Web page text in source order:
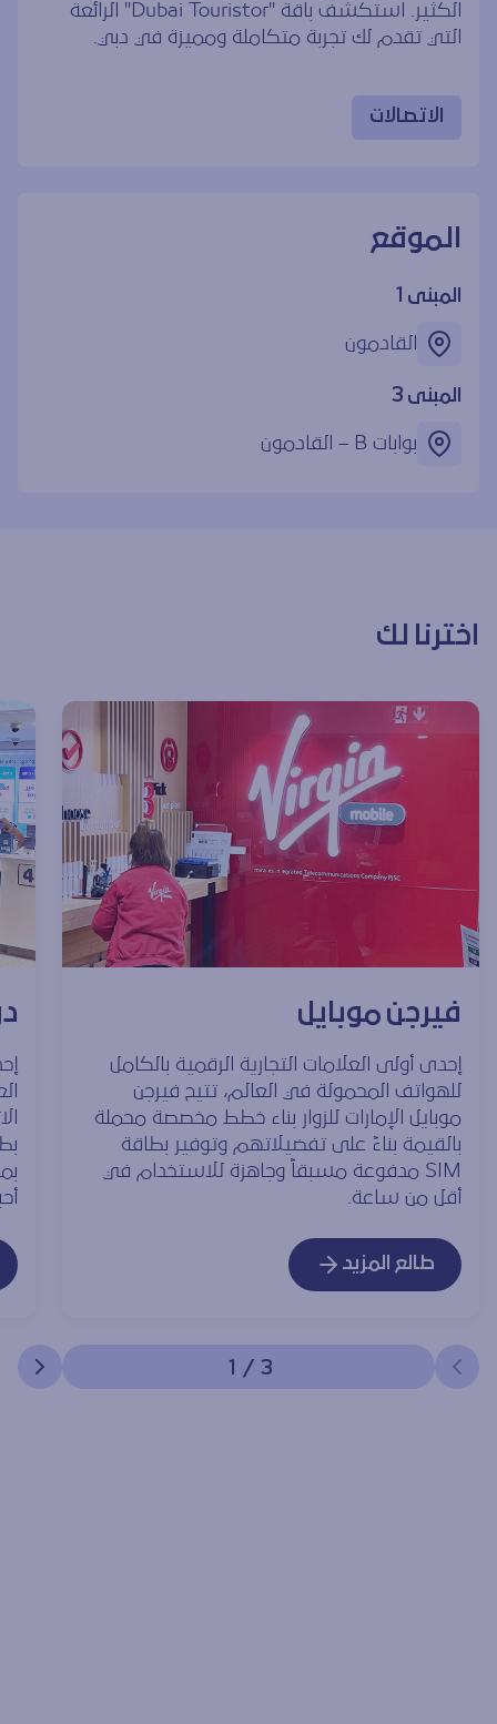
الكثير. استكشف باقة "Dubai Touristor" الرائعة
التي تقدم لك تجربة متكاملة ومميزة في دبي.
الاتصالات
الموقع
المبنى 1
القادمون
المبنى 3
بوابات ‎B – القادمون
اخترنا لك
فيرجن موبايل
إحدى أولى العلامات التجارية الرقمية بالكامل
للهواتف المحمولة في العالم، تتيح فيرجن
موبايل الإمارات للزوار بناء خطط مخصصة محملة
بالقيمة بناءً على تفضيلاتهم وتوفير بطاقة
SIM مدفوعة مسبقاً وجاهزة للاستخدام في
أقل من ساعة.
طالع المزيد
1 / 3